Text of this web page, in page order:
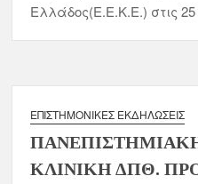
Ελλάδος(Ε.Ε.Κ.Ε.) στις 25
ΕΠΙΣΤΗΜΟΝΙΚΈΣ ΕΚΔΗΛΏΣΕΙΣ
ΚΛΙΝΙΚΗ ΔΠΘ.